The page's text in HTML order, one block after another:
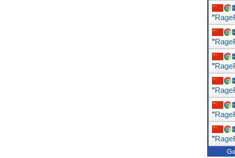
"
"
"
"
"
"